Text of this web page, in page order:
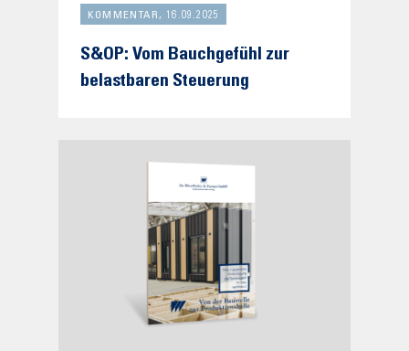
KOMMENTAR, 16.09.2025
S&OP: Vom Bauchgefühl zur
belastbaren Steuerung